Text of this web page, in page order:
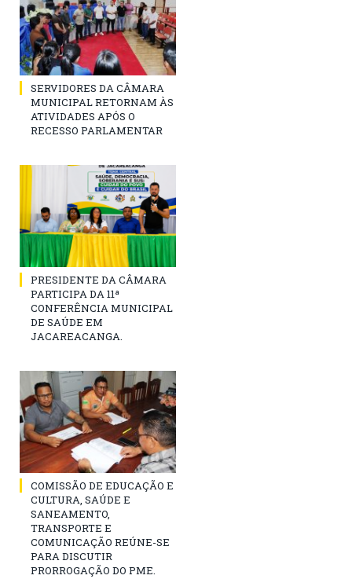
SERVIDORES DA CÂMARA
MUNICIPAL RETORNAM ÀS
ATIVIDADES APÓS O
RECESSO PARLAMENTAR
PRESIDENTE DA CÂMARA
PARTICIPA DA 11ª
CONFERÊNCIA MUNICIPAL
DE SAÚDE EM
JACAREACANGA.
COMISSÃO DE EDUCAÇÃO E
CULTURA, SAÚDE E
SANEAMENTO,
TRANSPORTE E
COMUNICAÇÃO REÚNE-SE
PARA DISCUTIR
PRORROGAÇÃO DO PME.